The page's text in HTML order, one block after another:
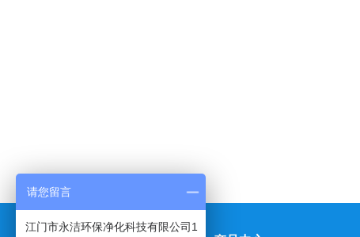
请您留言
江门市永洁环保净化科技有限公司1